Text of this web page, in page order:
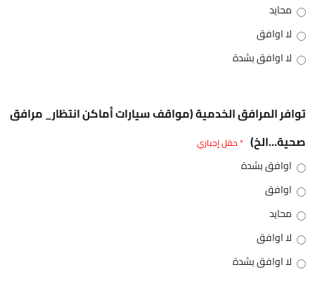
محايد
لا اوافق
لا اوافق بشدة
توافر المرافق الخدمية (مواقف سيارات أماكن انتظار_ مرافق
صحية...الخ) * حقل إجباري
اوافق بشدة
اوافق
محايد
لا اوافق
لا اوافق بشدة